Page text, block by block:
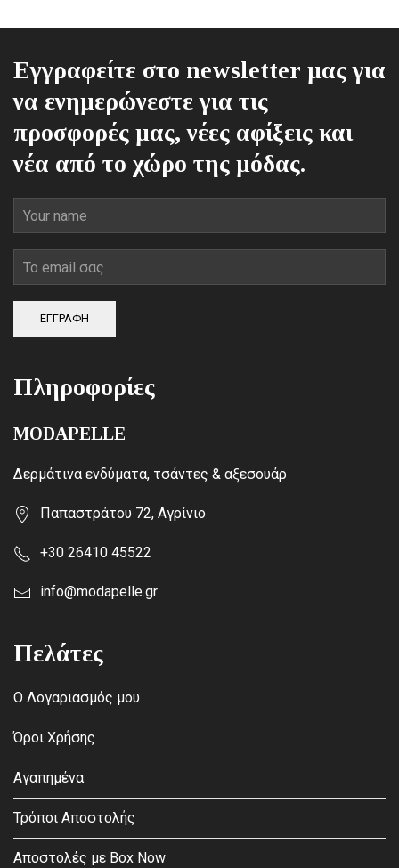
Εγγραφείτε στο newsletter μας για
να ενημερώνεστε για τις
προσφορές μας, νέες αφίξεις και
νέα από το χώρο της μόδας.
ΕΓΓΡΑΦΗ
Πληροφορίες
MODAPELLE
Δερμάτινα ενδύματα, τσάντες & αξεσουάρ
Παπαστράτου 72, Αγρίνιο
+30 26410 45522
info@modapelle.gr
Πελάτες
Ο Λογαριασμός μου
Όροι Χρήσης
Αγαπημένα
Τρόποι Αποστολής
Αποστολές με Box Now